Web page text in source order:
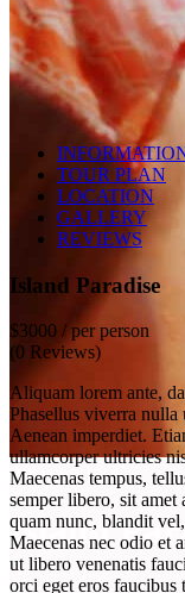
Amazing Tour
Island
TOUR PLAN
LOCATION
GALLERY
REVIEWS
Island Paradise
$3000 / per person
(0 Reviews)
Aliquam lorem ante,
Phasellus viverra nulla
Aenean imperdiet.
ullamcorper ultricies
Maecenas tempus,
semper libero, sit amet
quam nunc, blandit
Maecenas nec odio et
ut libero venenatis
orci eget eros